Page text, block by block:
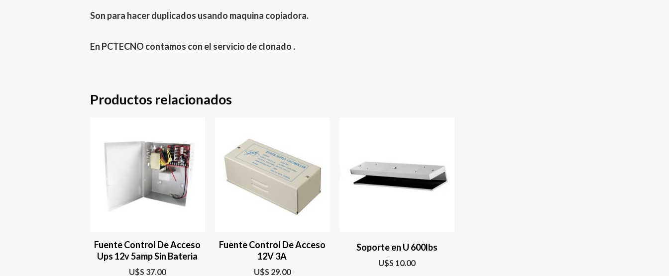
Son para hacer duplicados usando maquina copiadora.
En PCTECNO contamos con el servicio de clonado .
Productos relacionados
Fuente Control De Acceso
Ups 12v 5amp Sin Bateria
U$S 37.00
Fuente Control De Acceso
12V 3A
U$S 29.00
Soporte en U 600lbs
U$S 10.00